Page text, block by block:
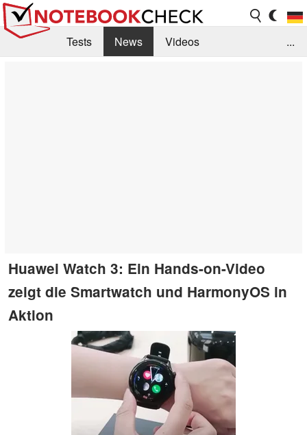
Tests News
Videos
...
Huawei Watch 3: Ein Hands-on-Video
zeigt die Smartwatch und HarmonyOS in
Aktion